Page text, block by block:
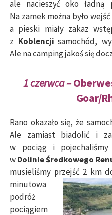
ale nacieszyć oko ładną
Na zamek można było
a pieski miały zakaz
z Koblencji samochód,
Ale na camping jakoś się
1 czerwca –
Goar/
Rano okazało się, że
Ale zamiast biadolić i
w pociąg i pojechaliśmy
wDolinie Środkowego
musieliśmy przejść 2 km
minutowa
podróż
pociągiem